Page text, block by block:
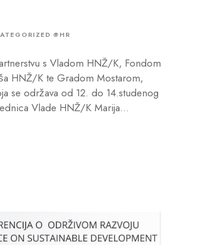
@HR
s Vladom HNŽ/K, Fondom
HNŽ/K te Gradom Mostarom,
se održava od 12. do 14.studenog
Vlade HNŽ/K Marija...